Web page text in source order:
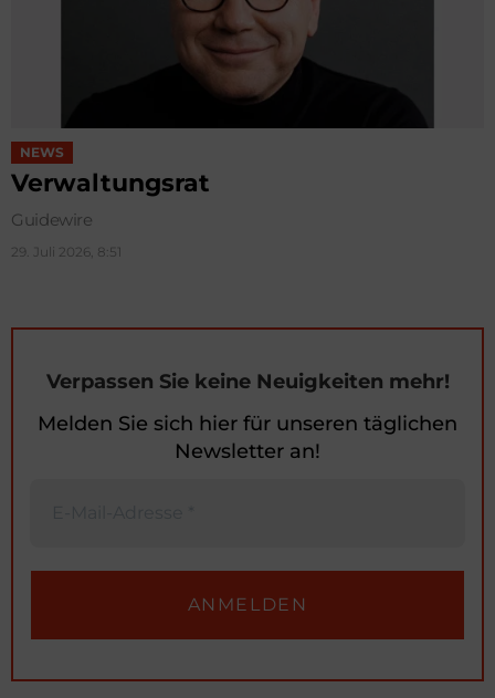
NEWS
Verwaltungsrat
Guidewire
29. Juli 2026, 8:51
Verpassen Sie keine Neuigkeiten mehr!
Melden Sie sich hier für unseren täglichen
Newsletter an!